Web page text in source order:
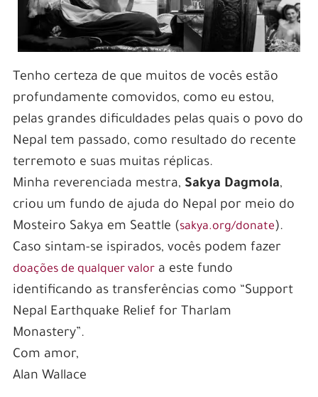
Tenho certeza de que muitos de vocês estão
profundamente comovidos, como eu estou,
pelas grandes dificuldades pelas quais o povo do
Nepal tem passado, como resultado do recente
terremoto e suas muitas réplicas.
Minha reverenciada mestra, Sakya Dagmola,
criou um fundo de ajuda do Nepal por meio do
Mosteiro Sakya em Seattle (sakya.org/donate).
Caso sintam-se ispirados, vocês podem fazer
doações de qualquer valora este fundo
identificando as transferências como “Support
Nepal Earthquake Relief for Tharlam
Monastery”.
Com amor,
Alan Wallace